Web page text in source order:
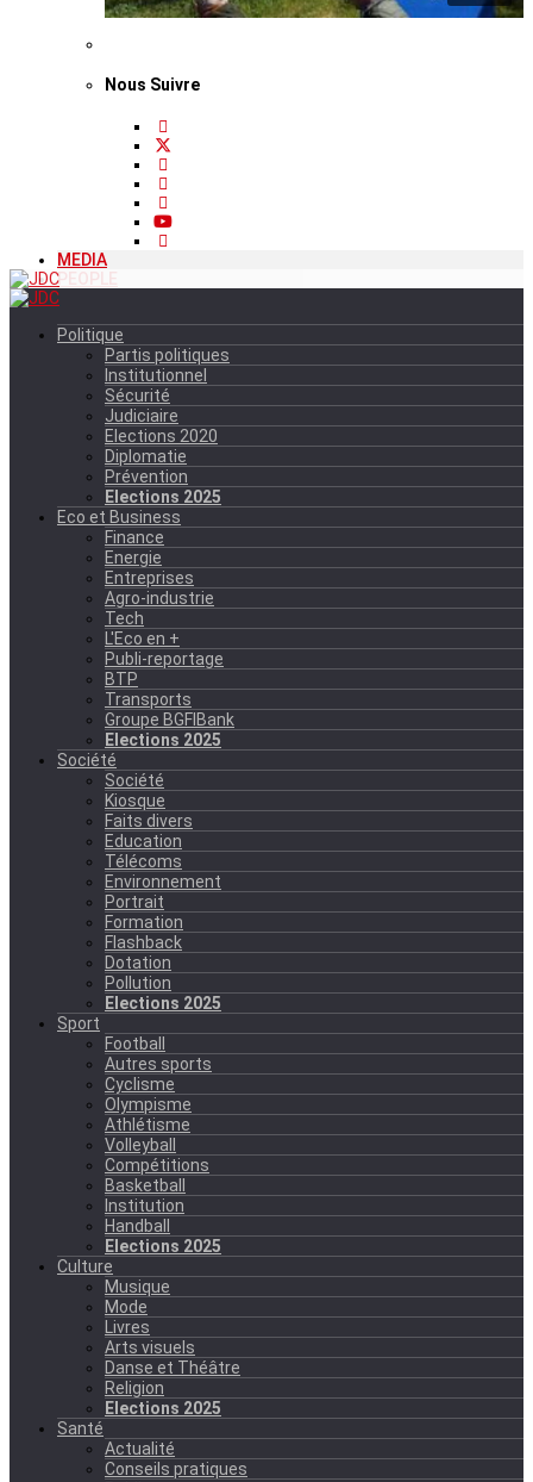
Nous Suivre
MEDIA
PEOPLE
Politique
Partis politiques
Institutionnel
Sécurité
Judiciaire
Elections 2020
Diplomatie
Prévention
Elections 2025
Eco et Business
Finance
Energie
Entreprises
Agro-industrie
Tech
L'Eco en +
Publi-reportage
BTP
Transports
Groupe BGFIBank
Elections 2025
Société
Société
Kiosque
Faits divers
Education
Télécoms
Environnement
Portrait
Formation
Flashback
Dotation
Pollution
Elections 2025
Sport
Football
Autres sports
Cyclisme
Olympisme
Athlétisme
Volleyball
Compétitions
Basketball
Institution
Handball
Elections 2025
Culture
Musique
Mode
Livres
Arts visuels
Danse et Théâtre
Religion
Elections 2025
Santé
Actualité
Conseils pratiques